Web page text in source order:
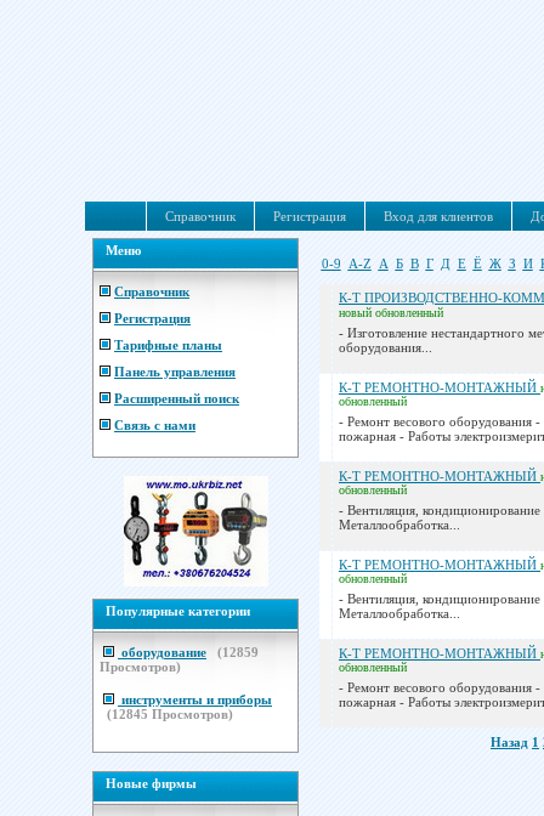
Справочник Регистрация Вход для клиентов
Меню
Справочник
Регистрация
Тарифные планы
Панель управления
Расширенный поиск
Связь с нами
Популярные категории
оборудование (12859
Просмотров)
инструменты и приборы
(12845 Просмотров)
Новые фирмы
0-9 A-Z А Б В Г Д Е Ё Ж З И
К-Т ПРОИЗВОДСТВЕННО-
новый обновленный
- Изготовление нестандартного
оборудования...
К-Т РЕМОНТНО-МОНТАЖНЫЙ
обновленный
- Ремонт весового оборудования -
пожарная - Работы
К-Т РЕМОНТНО-МОНТАЖНЫЙ
обновленный
- Вентиляция, кондиционирование
Металлообработка...
К-Т РЕМОНТНО-МОНТАЖНЫЙ
обновленный
- Вентиляция, кондиционирование
Металлообработка...
К-Т РЕМОНТНО-МОНТАЖНЫЙ
обновленный
- Ремонт весового оборудования -
пожарная - Работы
Назад 1